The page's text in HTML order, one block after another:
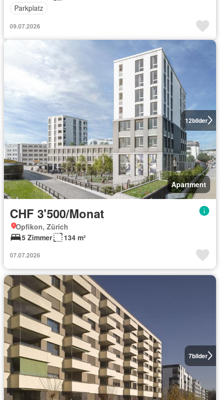
Parkplatz
09.07.2026
12bilder
Apartment
CHF 3'500/Monat
Opfikon, Zürich
5 Zimmer
134 m²
07.07.2026
7bilder